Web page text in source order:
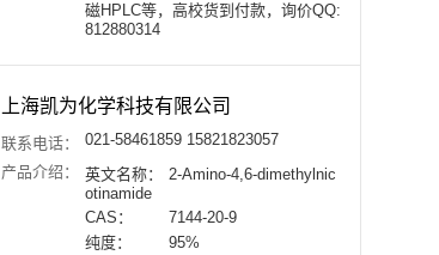
磁HPLC等，高校货到付款，询价QQ:
812880314
上海凯为化学科技有限公司
联系电话：
021-58461859 15821823057
产品介绍：
英文名称：
2-Amino-4,6-dimethylnic
otinamide
CAS：
7144-20-9
纯度：
95%